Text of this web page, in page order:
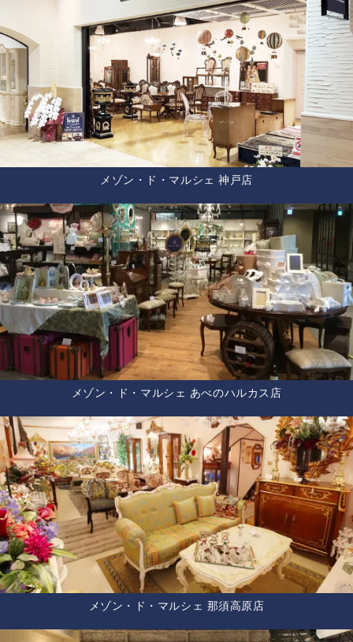
メゾン・ド・マルシェ 神戸店
メゾン・ド・マルシェ あべのハルカス店
メゾン・ド・マルシェ 那須高原店